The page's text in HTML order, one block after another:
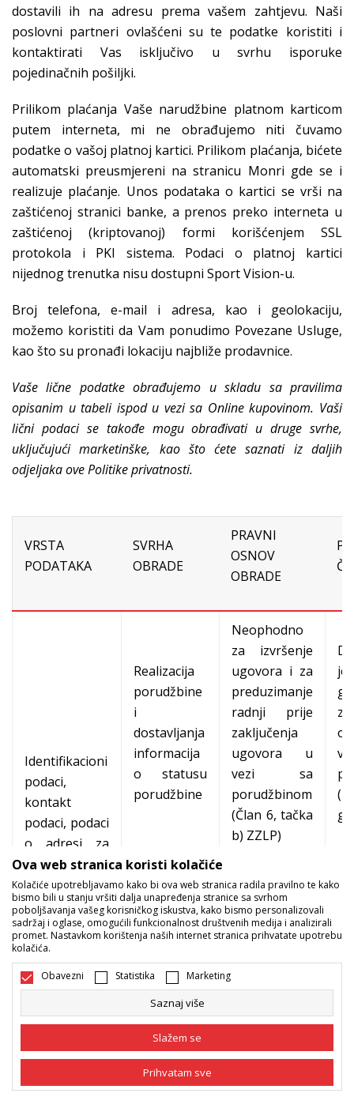
dostavili ih na adresu prema vašem zahtjevu. Naši
poslovni partneri ovlašćeni su te podatke koristiti i
kontaktirati Vas isključivo u svrhu isporuke
pojedinačnih pošiljki.
Prilikom plaćanja Vaše narudžbine platnom karticom
putem interneta, mi ne obrađujemo niti čuvamo
podatke o vašoj platnoj kartici. Prilikom plaćanja, bićete
automatski preusmjereni na stranicu Monri gde se i
realizuje plaćanje. Unos podataka o kartici se vrši na
zaštićenoj stranici banke, a prenos preko interneta u
zaštićenoj (kriptovanoj) formi korišćenjem SSL
protokola i PKI sistema. Podaci o platnoj kartici
nijednog trenutka nisu dostupni Sport Vision-u.
Broj telefona, e-mail i adresa, kao i geolokaciju,
možemo koristiti da Vam ponudimo Povezane Usluge,
kao što su pronađi lokaciju najbliže prodavnice.
Vaše lične podatke obrađujemo u skladu sa pravilima
opisanim u tabeli ispod u vezi sa Online kupovinom. Vaši
lični podaci se takođe mogu obrađivati u druge svrhe,
uključujući marketinške, kao što ćete saznati iz daljih
odjeljaka ove Politike privatnosti.
VRSTA
PODATAKA
SVRHA
OBRADE
PRAVNI
OSNOV
OBRADE
Identifikacioni
podaci,
kontakt
podaci, podaci
o adresi za
isporuku, broj
Sport&Bonus
kartice, broj
poklon
kartice i broj
kartice sa
popustom
Realizacija
porudžbine
i
dostavljanja
informacija
o statusu
porudžbine
Neophodno
za izvršenje
ugovora i za
preduzimanje
radnji prije
zaključenja
ugovora u
vezi sa
porudžbinom
(Član 6, tačka
b) ZZLP)
Obrada
reklamacija i
povrata,
otkrivanje
sprečavanja
zloupotrebe
ili prevare,
slanje
zamjenske
robe,
Neophodno
u cilju
poštovanja
naših
pravnih,
zakonskih
obaveza
a) ZZLP)
Ova web stranica koristi kolačiće
Kolačiće upotrebljavamo kako bi ova web stranica radila pravilno te kako
bismo bili u stanju vršiti dalja unapređenja stranice sa svrhom
poboljšavanja vašeg korisničkog iskustva, kako bismo personalizovali
sadržaj i oglase, omogućili funkcionalnost društvenih medija i analizirali
promet. Nastavkom korištenja naših internet stranica prihvatate upotrebu
kolačića.
Obavezni Statistika Marketing
Saznaj više
Slažem se
Prihvatam sve